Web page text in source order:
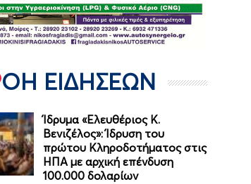
ΡΟΗ ΕΙΔΗΣΕΩΝ
Ίδρυμα «Ελευθέριος Κ.
Βενιζέλος»: Ίδρυση του
πρώτου Κληροδοτήματος στις
ΗΠΑ με αρχική επένδυση
100.000 δολαρίων